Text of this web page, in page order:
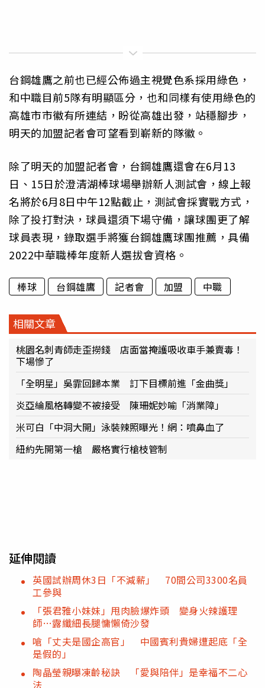
台鋼雄鷹之前也已經公佈過主視覺色系採用綠色，
和中職目前5隊有明顯區分，也和同樣有使用綠色的
高雄市市徽有所連結，盼從高雄出發，站穩腳步，
明天的加盟記者會可望看到嶄新的隊徽。
除了明天的加盟記者會，台鋼雄鷹還會在6月13
日、15日於澄清湖棒球場舉辦新人測試會，線上報
名將於6月8日中午12點截止，測試會採實戰方式，
除了投打對決，球員還須下場守備，讓球團更了解
球員表現，錄取選手將獲台鋼雄鷹球團推薦，具備
2022中華職棒年度新人選拔會資格。
棒球 台鋼雄鷹 記者會 加盟 中職
相關文章
桃園名刺青師走歪撈錢 店面當掩護吸收車手兼賣毒！
下場慘了
「全明星」吳霏回歸本業 訂下目標前進「金曲獎」
炎亞綸風格轉變不被接受 陳珊妮妙喻「消業障」
米可白「中洞大開」泳裝辣照曝光！網：噴鼻血了
紐約先開第一槍 嚴格實行槍枝管制
延伸閱讀
英國試辦周休3日「不減薪」 70間公司3300名員
工參與
「張君雅小妹妹」甩肉臉爆炸頭 變身火辣護理
師…露纖細長腿慵懶倚沙發
嗆「丈夫是國企高官」 中國賓利貴婦遭起底「全
是假的」
陶晶瑩親曝凍齡秘訣 「愛與陪伴」是幸福不二心
法